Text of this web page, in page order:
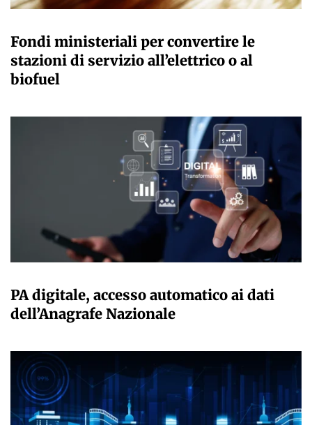
Fondi ministeriali per convertire le
stazioni di servizio all’elettrico o al
biofuel
PA digitale, accesso automatico ai dati
dell’Anagrafe Nazionale